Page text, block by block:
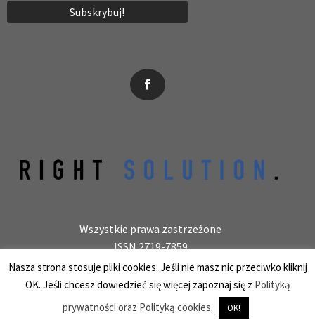
Wszystkie prawa zastrzeżone
ISSN 2719-7859
Wydawca: laboratoryjnie.pl Krzysztof Wołowiec
25-150 Kielce, ul. Barwinek 9/31, REGON 387847966
Nasza strona stosuje pliki cookies. Jeśli nie masz nic przeciwko kliknij
OK. Jeśli chcesz dowiedzieć się więcej zapoznaj się z Polityką
prywatności oraz Polityką cookies.
OK!